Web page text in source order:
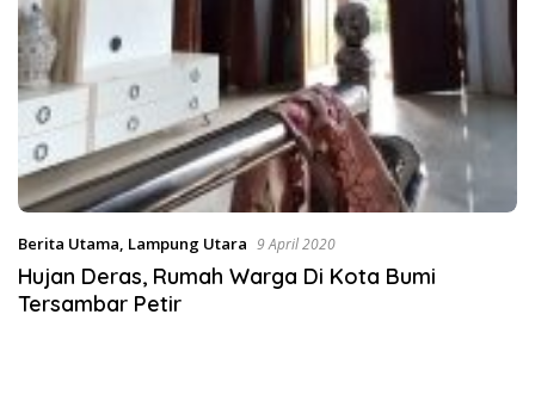
Berita Utama, Lampung Utara 9 April 2020
Hujan Deras, Rumah Warga Di Kota Bumi
Tersambar Petir